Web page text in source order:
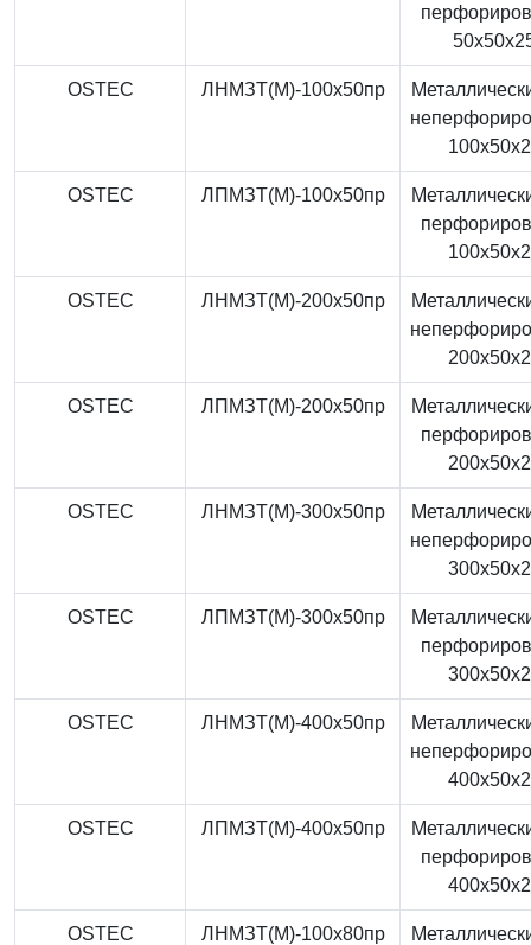
OSTEC ЛНМЗТ(М)-100x50пр
OSTEC ЛПМЗТ(М)-100x50пр
OSTEC ЛНМЗТ(М)-200x50пр
OSTEC ЛПМЗТ(М)-200x50пр
OSTEC ЛНМЗТ(М)-300x50пр
OSTEC ЛПМЗТ(М)-300x50пр
OSTEC ЛНМЗТ(М)-400x50пр
OSTEC ЛПМЗТ(М)-400x50пр
OSTEC ЛНМЗТ(М)-100x80пр